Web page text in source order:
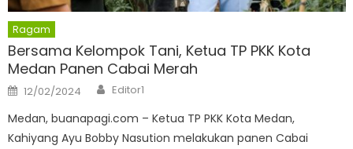
Ragam
Bersama Kelompok Tani, Ketua TP PKK Kota
Medan Panen Cabai Merah
Posted
on
12/02/2024 Author
Editor1
Medan, buanapagi.com – Ketua TP PKK Kota Medan,
Kahiyang Ayu Bobby Nasution melakukan panen Cabai